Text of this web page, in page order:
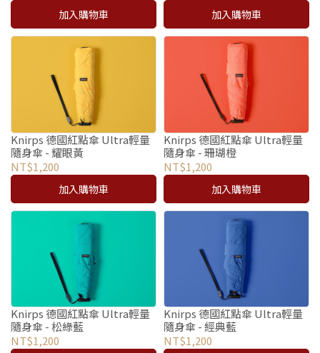
加入購物車 加入購物車
Knirps 德國紅點傘 Ultra輕量
隨身傘 - 耀眼黃
NT$1,200
加入購物車
Knirps 德國紅點傘 Ultra輕量
隨身傘 - 珊瑚橙
NT$1,200
加入購物車
Knirps 德國紅點傘 Ultra輕量
隨身傘 - 松綠藍
NT$1,200
Knirps 德國紅點傘 Ultra輕量
隨身傘 - 經典藍
NT$1,200